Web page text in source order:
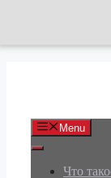
Menu
Что